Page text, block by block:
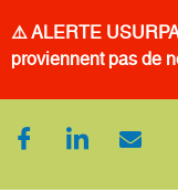
⚠️ ALERTE
proviennent pas de